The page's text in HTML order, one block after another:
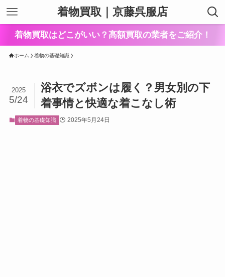
着物買取｜京藤呉服店
着物買取はどこがいい？高額買取の業者をご紹介！
ホーム 着物の基礎知識
浴衣でズボンは履く？男女別の下
着事情と快適な着こなし術
2025
5/24
着物の基礎知識 2025年5月24日